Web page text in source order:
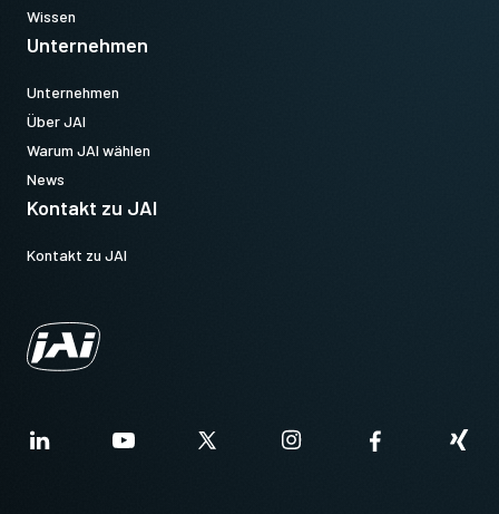
Wissen
Unternehmen
Unternehmen
Über JAI
Warum JAI wählen
News
Kontakt zu JAI
Kontakt zu JAI